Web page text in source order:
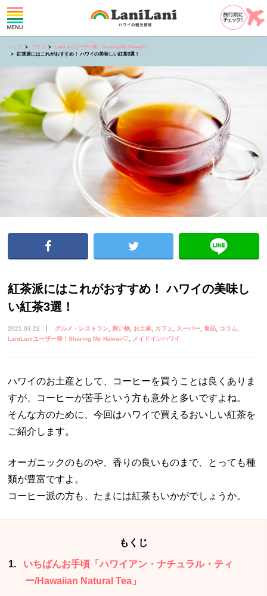
トップ コラム
LaniLaniユーザー発！Sharing My Hawaii♡
紅茶派にはこれがおすすめ！ ハワイの美味しい紅茶3選！
紅茶派にはこれがおすすめ！ ハワイの美味し
い紅茶3選！
2021.03.22 グルメ・レストラン 買い物 お土産 カフェ スーパー 食品
コラム
LaniLaniユーザー発！Sharing My Hawaii♡ メイドインハワイ
ハワイのお土産として、コーヒーを買うことは良くありま
すが、コーヒーが苦手という方も意外と多いですよね。
そんな方のために、今回はハワイで買えるおいしい紅茶を
ご紹介します。
オーガニックのものや、香りの良いものまで、とっても種
類が豊富ですよ。
コーヒー派の方も、たまには紅茶もいかがでしょうか。
もくじ
1
いちばんお手頃「ハワイアン・ナチュラル・ティ
ー/Hawaiian Natural Tea」